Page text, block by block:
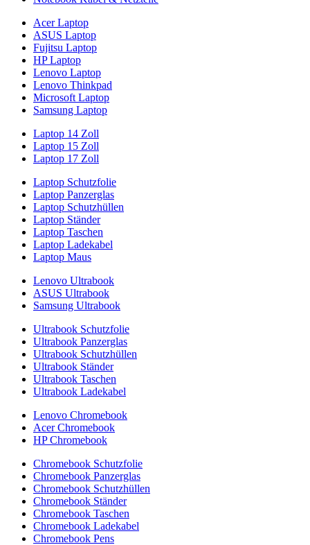
Acer Laptop
ASUS Laptop
Fujitsu Laptop
HP Laptop
Lenovo Laptop
Lenovo Thinkpad
Microsoft Laptop
Samsung Laptop
Laptop 14 Zoll
Laptop 15 Zoll
Laptop 17 Zoll
Laptop Schutzfolie
Laptop Panzerglas
Laptop Schutzhüllen
Laptop Ständer
Laptop Taschen
Laptop Ladekabel
Laptop Maus
Lenovo Ultrabook
ASUS Ultrabook
Samsung Ultrabook
Ultrabook Schutzfolie
Ultrabook Panzerglas
Ultrabook Schutzhüllen
Ultrabook Ständer
Ultrabook Taschen
Ultrabook Ladekabel
Lenovo Chromebook
Acer Chromebook
HP Chromebook
Chromebook Schutzfolie
Chromebook Panzerglas
Chromebook Schutzhüllen
Chromebook Ständer
Chromebook Taschen
Chromebook Ladekabel
Chromebook Pens